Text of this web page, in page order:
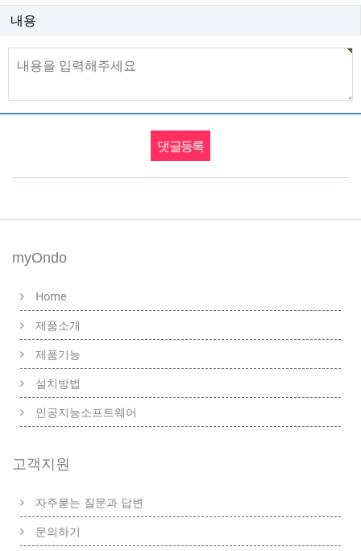
내용
myOndo
Home
제품소개
제품기능
설치방법
인공지능소프트웨어
고객지원
자주묻는 질문과 답변
문의하기